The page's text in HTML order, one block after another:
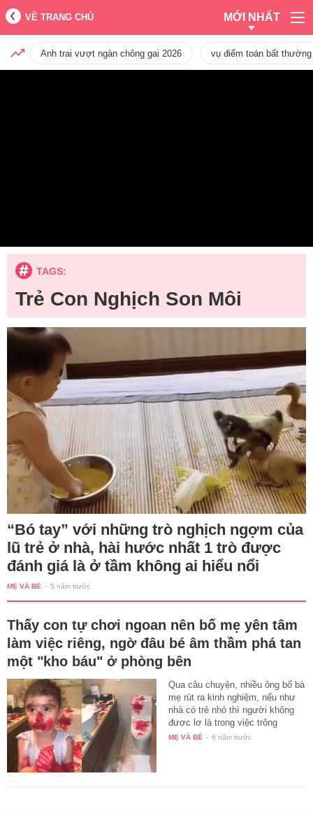
VỀ TRANG CHỦ MỚI NHẤT
Anh trai vượt ngàn chông gai 2026 vụ điểm toán bất
TAGS:
Trẻ Con Nghịch Son Môi
“Bó tay” với những trò nghịch ngợm của
lũ trẻ ở nhà, hài hước nhất 1 trò được
đánh giá là ở tầm không ai hiểu nổi
MẸ VÀ BÉ - 5 năm trước
Thấy con tự chơi ngoan nên bố mẹ yên tâm
làm việc riêng, ngờ đâu bé âm thầm phá tan
một "kho báu" ở phòng bên
Qua câu chuyện, nhiều ông bố bà
mẹ rút ra kinh nghiệm, nếu như
nhà có trẻ nhỏ thì người không
được lơ là trong việc trông
nom…
MẸ VÀ BÉ - 6 năm trước